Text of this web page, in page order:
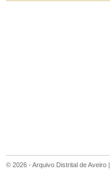
© 2026 - Arquivo Distrital de Aveiro |